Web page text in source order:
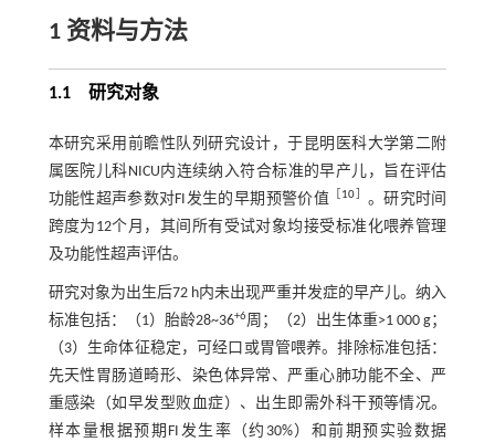
1 资料与方法
1.1 研究对象
本研究采用前瞻性队列研究设计，于昆明医科大学第二附
属医院儿科NICU内连续纳入符合标准的早产儿，旨在评估
功能性超声参数对FI发生的早期预警价值
10
。研究时间
跨度为12个月，其间所有受试对象均接受标准化喂养管理
及功能性超声评估。
研究对象为出生后72 h内未出现严重并发症的早产儿。纳入
标准包括：（1）胎龄28~36+6周；（2）出生体重>1 000 g；
（3）生命体征稳定，可经口或胃管喂养。排除标准包括：
先天性胃肠道畸形、染色体异常、严重心肺功能不全、严
重感染（如早发型败血症）、出生即需外科干预等情况。
样本量根据预期FI发生率（约30%）和前期预实验数据